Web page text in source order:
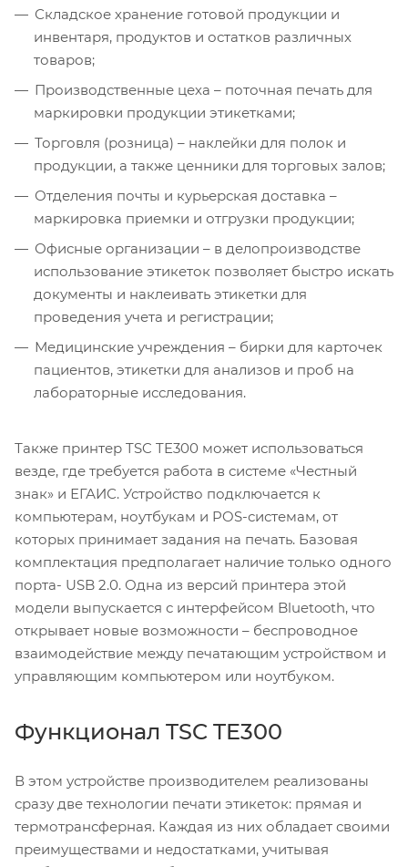
Складское хранение готовой продукции и
инвентаря, продуктов и остатков различных
товаров;
Производственные цеха – поточная печать для
маркировки продукции этикетками;
Торговля (розница) – наклейки для полок и
продукции, а также ценники для торговых залов;
Отделения почты и курьерская доставка –
маркировка приемки и отгрузки продукции;
Офисные организации – в делопроизводстве
использование этикеток позволяет быстро искать
документы и наклеивать этикетки для
проведения учета и регистрации;
Медицинские учреждения – бирки для карточек
пациентов, этикетки для анализов и проб на
лабораторные исследования.
Также принтер TSC TE300 может использоваться
везде, где требуется работа в системе «Честный
знак» и ЕГАИС. Устройство подключается к
компьютерам, ноутбукам и POS-системам, от
которых принимает задания на печать. Базовая
комплектация предполагает наличие только одного
порта- USB 2.0. Одна из версий принтера этой
модели выпускается с интерфейсом Bluetooth, что
открывает новые возможности – беспроводное
взаимодействие между печатающим устройством и
управляющим компьютером или ноутбуком.
Функционал TSC TE300
В этом устройстве производителем реализованы
сразу две технологии печати этикеток: прямая и
термотрансферная. Каждая из них обладает своими
преимуществами и недостатками, учитывая